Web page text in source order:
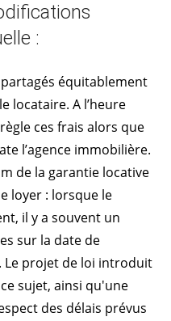
:
partagés équitablement
locataire. A l’heure
ces frais alors que
l’agence immobilière.
de la garantie locative
loyer : lorsque le
il y a souvent un
sur la date de
projet de loi introduit
sujet, ainsi qu'une
des délais prévus